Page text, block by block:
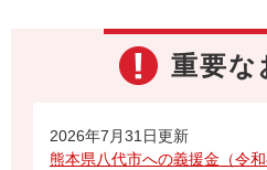
重要な
2026年7月31日更新
熊本県八代市への義援金（令和